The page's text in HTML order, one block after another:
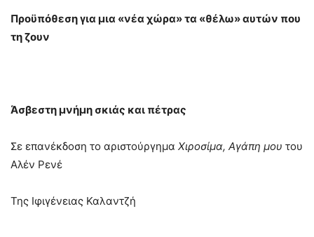
Προϋπόθεση για μια «νέα χώρα» τα «θέλω» αυτών που
τη ζουν
Άσβεστη μνήμη σκιάς και πέτρας
Σε επανέκδοση το αριστούργημα Χιροσίμα, Αγάπη μου του
Αλέν Ρενέ
Της Ιφιγένειας Καλαντζή